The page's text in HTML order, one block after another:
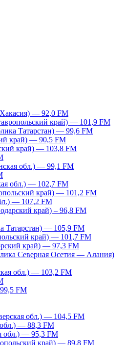
— 92,0 FM
край) — 101,9 FM
Татарстан) — 99,6 FM
край) — 90,5 FM
край) — 103,8 FM
обл.) — 99,1 FM
обл.) — 102,7 FM
край) — 101,2 FM
— 107,2 FM
край) – 96,8 FM
Татарстан) — 105,9 FM
край) — 101,7 FM
край) — 97,3 FM
Северная Осетия — Алания)
обл.) — 103,2 FM
FM
обл.) — 104,5 FM
— 88,3 FM
обл.) — 95,3 FM
край) — 89,8 FM